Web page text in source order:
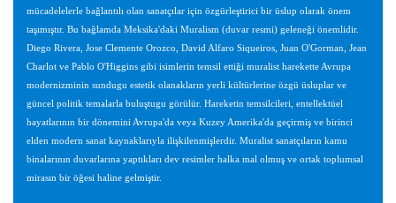
mücadelelerle bağlantılı olan sanatçılar için özgürleştirici bir üslup olarak önem
taşımıştır. Bu bağlamda Meksika'daki Muralism (duvar resmi) geleneği önemlidir.
Diego Rivera, Jose Clemente Orozco, David Alfaro Siqueiros, Juan O'Gorman, Jean
Charlot ve Pablo O'Higgins gibi isimlerin temsil ettiği muralist harekette Avrupa
modernizminin sundugu estetik olanakların yerli kültürlerine özgü üsluplar ve
güncel politik temalarla buluştugu görülür. Hareketin temsilcileri, entellektüel
hayatlarının bir dönemini Avrupa'da veya Kuzey Amerika'da geçirmiş ve birinci
elden modern sanat kaynaklarıyla ilişkilenmişlerdir. Muralist sanatçıların kamu
binalarının duvarlarına yaptıkları dev resimler halka mal olmuş ve ortak toplumsal
mirasın bir öğesi haline gelmiştir.